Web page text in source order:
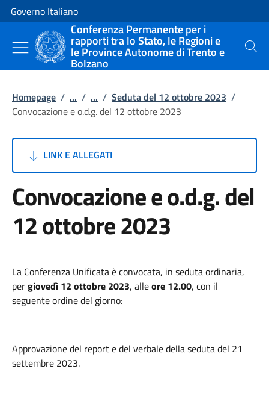
Vai al contenuto
Vai alla navigazione del sito
Governo Italiano
Conferenza Permanente per i
rapporti tra lo Stato, le Regioni e
le Province Autonome di Trento e
Bolzano
Cerca
Homepage / ... / ... / Seduta del 12 ottobre 2023 /
Convocazione e o.d.g. del 12 ottobre 2023
LINK E ALLEGATI
Convocazione e o.d.g. del
12 ottobre 2023
La Conferenza Unificata è convocata, in seduta ordinaria,
pergiovedì 12 ottobre 2023, alleore 12.00, con il
seguente ordine del giorno:
Approvazione del report e del verbale della seduta del 21
settembre 2023.